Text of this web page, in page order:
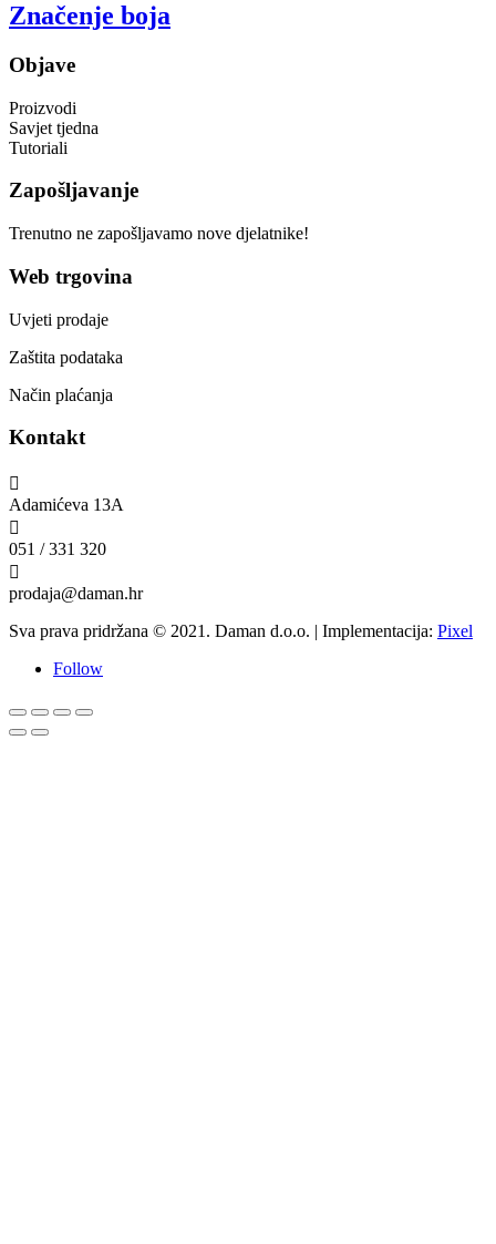
Značenje boja
Objave
Proizvodi
Savjet tjedna
Tutoriali
Zapošljavanje
Trenutno ne zapošljavamo nove djelatnike!
Web trgovina
Uvjeti prodaje
Zaštita podataka
Način plaćanja
Kontakt

Adamićeva 13A

051 / 331 320

prodaja@daman.hr
Sva prava pridržana © 2021. Daman d.o.o. | Implementacija: Pixel
Follow